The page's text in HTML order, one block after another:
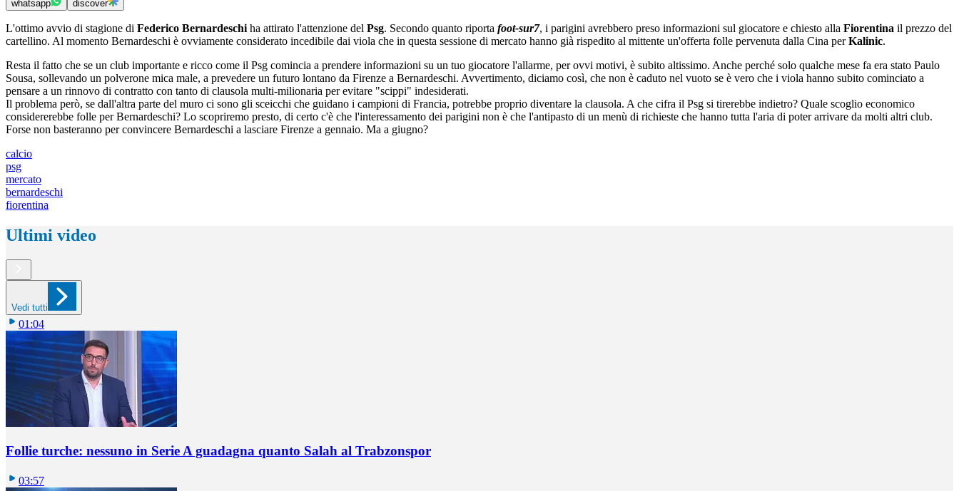
whatsapp discover
L'ottimo avvio di stagione di Federico Bernardeschi ha attirato l'attenzione del Psg. Secondo quanto riporta foot-sur7, i parigini avrebbero preso informazioni sul giocatore e chiesto alla Fiorentina il prezzo del
cartellino. Al momento Bernardeschi è ovviamente considerato incedibile dai viola che in questa sessione di mercato hanno già rispedito al mittente un'offerta folle pervenuta dalla Cina perKalinic.
Resta il fatto che se un club importante e ricco come il Psg comincia a prendere informazioni su un tuo giocatore l'allarme, per ovvi motivi, è subito altissimo. Anche perché solo qualche mese fa era stato Paulo
Sousa, sollevando un polverone mica male, a prevedere un futuro lontano da Firenze a Bernardeschi. Avvertimento, diciamo così, che non è caduto nel vuoto se è vero che i viola hanno subito cominciato a
pensare a un rinnovo di contratto con tanto di clausola multi-milionaria per evitare "scippi" indesiderati.
Il problema però, se dall'altra parte del muro ci sono gli sceicchi che guidano i campioni di Francia, potrebbe proprio diventare la clausola. A che cifra il Psg si tirerebbe indietro? Quale scoglio economico
considererebbe folle per Bernardeschi? Lo scopriremo presto, di certo c'è che l'interessamento dei parigini non è che l'antipasto di un menù di richieste che hanno tutta l'aria di poter arrivare da molti altri club.
Forse non basteranno per convincere Bernardeschi a lasciare Firenze a gennaio. Ma a giugno?
calcio
psg
mercato
bernardeschi
fiorentina
Ultimi video
Vedi tutti
01:04
Follie turche: nessuno in Serie A guadagna quanto Salah al Trabzonspor
03:57